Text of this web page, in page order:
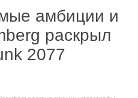
амбиции и
раскрыл
2077